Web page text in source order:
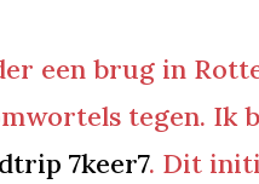
een brug in
tegen. Ik
7keer7. Dit